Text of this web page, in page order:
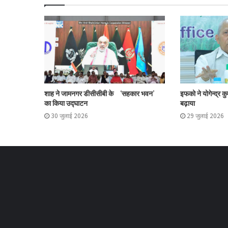
शाह ने जामनगर डीसीसीबी के ‘सहकार भवन’
का किया उद्घाटन
30 जुलाई 2026
इफको ने योगेन्द्र
बढ़ाया
29 जुलाई 2026